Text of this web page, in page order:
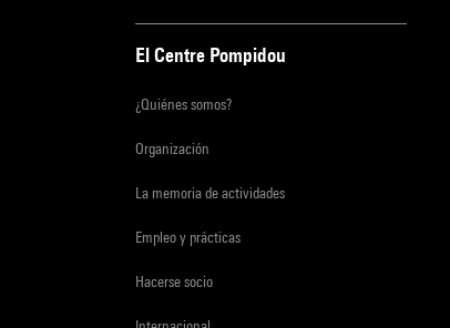
El Centre Pompidou
¿Quiénes somos?
Organización
La memoria de actividades
Empleo y prácticas
Hacerse socio